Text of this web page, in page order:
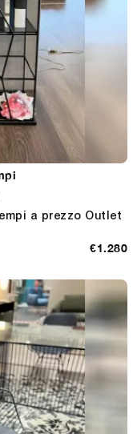
a prezzo Outlet
€1.280